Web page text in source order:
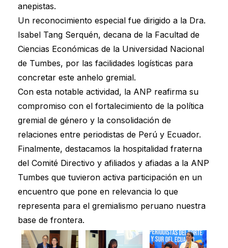
anepistas.
Un reconocimiento especial fue dirigido a la Dra.
Isabel Tang Serquén, decana de la Facultad de
Ciencias Económicas de la Universidad Nacional
de Tumbes, por las facilidades logísticas para
concretar este anhelo gremial.
Con esta notable actividad, la ANP reafirma su
compromiso con el fortalecimiento de la política
gremial de género y la consolidación de
relaciones entre periodistas de Perú y Ecuador.
Finalmente, destacamos la hospitalidad fraterna
del Comité Directivo y afiliados y afiadas a la ANP
Tumbes que tuvieron activa participación en un
encuentro que pone en relevancia lo que
representa para el gremialismo peruano nuestra
base de frontera.